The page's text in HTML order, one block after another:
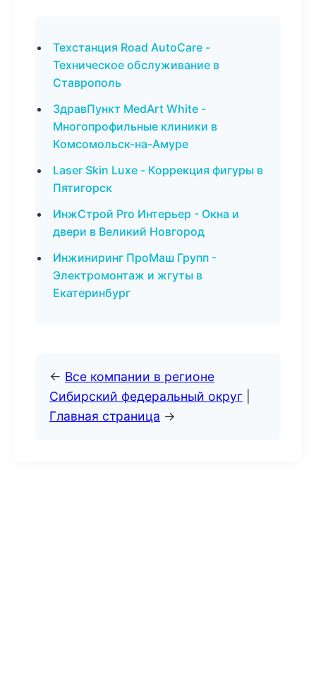
Техстанция Road AutoCare -
Техническое обслуживание в
Ставрополь
ЗдравПункт MedArt White -
Многопрофильные клиники в
Комсомольск-на-Амуре
Laser Skin Luxe - Коррекция фигуры в
Пятигорск
ИнжСтрой Pro Интерьер - Окна и
двери в Великий Новгород
Инжиниринг ПроМаш Групп -
Электромонтаж и жгуты в
Екатеринбург
← Все компании в регионе
Сибирский федеральный округ
Главная страница →